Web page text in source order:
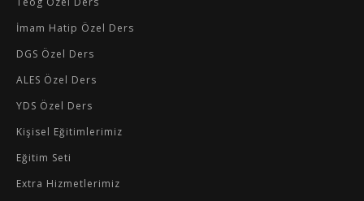
İmam Hatip Özel Ders
DGS Özel Ders
ALES Özel Ders
YDS Özel Ders
Kişisel Eğitimlerimiz
Eğitim Seti
Extra Hizmetlerimiz